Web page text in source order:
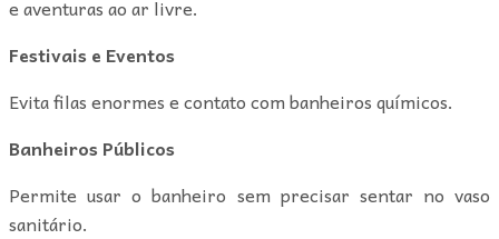
e aventuras ao ar livre.
Festivais e Eventos
Evita filas enormes e contato com banheiros químicos.
Banheiros Públicos
Permite usar o banheiro sem precisar sentar no vaso
sanitário.